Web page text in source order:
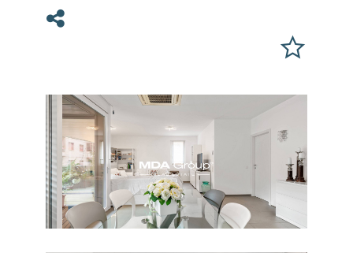
Teilen